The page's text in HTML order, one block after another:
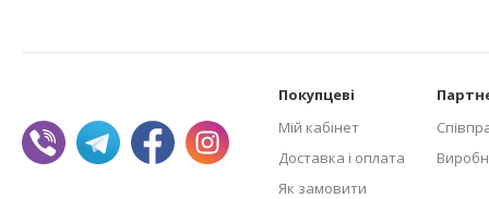
Покупцеві
Мій кабінет
Доставка і оплата
Як замовити